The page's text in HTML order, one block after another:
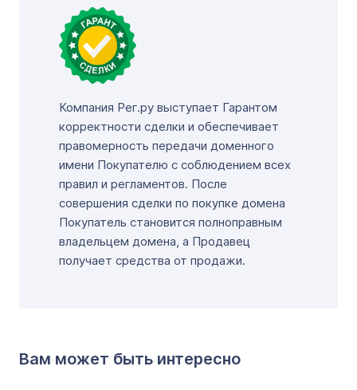
Компания Рег.ру выступает Гарантом
корректности сделки и обеспечивает
правомерность передачи доменного
имени Покупателю с соблюдением всех
правил и регламентов. После
совершения сделки по покупке домена
Покупатель становится полноправным
владельцем домена, а Продавец
получает средства от продажи.
Вам может быть интересно